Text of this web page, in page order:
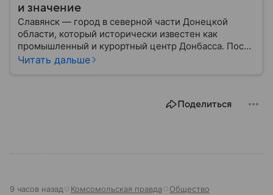
и значение
Славянск — город в северной части Донецкой
области, который исторически известен как
промышленный и курортный центр Донбасса. После
начала вооруженного конфликта на Донбассе в
чем он известен и какую роль играет в российско-
Читать дальше
Поделиться
9 часов назад Комсомольская правда Общество